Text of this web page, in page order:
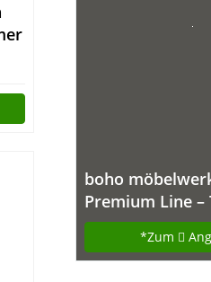
boho
Premium Line –
geprüfter,
stufenlos*Zum